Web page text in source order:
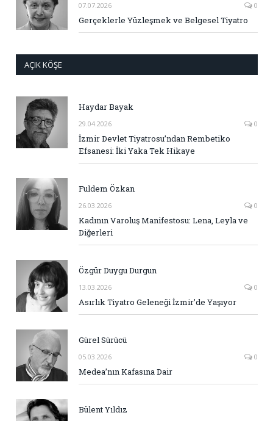
07.07.2026 0
Gerçeklerle Yüzleşmek ve Belgesel Tiyatro
AÇIK KÖŞE
Haydar Bayak
29.04.2026 0
İzmir Devlet Tiyatrosu’ndan Rembetiko
Efsanesi: İki Yaka Tek Hikaye
Fuldem Özkan
26.03.2026 0
Kadının Varoluş Manifestosu: Lena, Leyla ve
Diğerleri
Özgür Duygu Durgun
13.03.2026 0
Asırlık Tiyatro Geleneği İzmir’de Yaşıyor
Gürel Sürücü
05.03.2026 0
Medea’nın Kafasına Dair
Bülent Yıldız